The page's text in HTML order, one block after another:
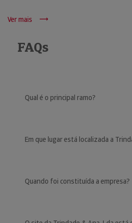
Ver mais
FAQs
Qual é o principal ramo?
Em que lugar está localizada a
Quando foi constituída a empresa?